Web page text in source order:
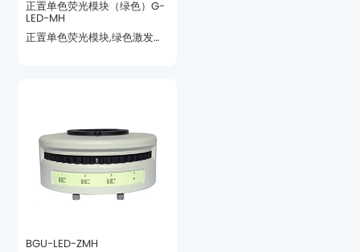
LED-MH
BGU-LED-ZMH